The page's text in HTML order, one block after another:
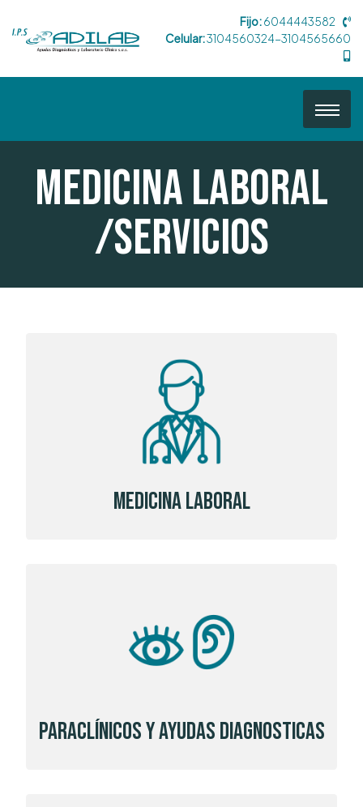
Fijo:6044443582
Celular:3104560324-3104565660
Medicina Laboral
/Servicios
Medicina Laboral
Paraclínicos y Ayudas Diagnosticas